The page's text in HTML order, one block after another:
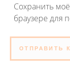
Сохранить
браузере для